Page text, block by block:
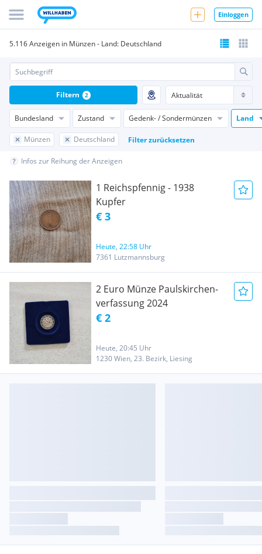
Einloggen
5.116 Anzeigen in Münzen - Land: Deutschland
Bundesland Zustand Gedenk- / Sondermünzen Land
Münzen Deutschland Filter zurücksetzen
Filtern 2
Infos zur Reihung der Anzeigen
1 Reichspfennig - 1938
Kupfer
€ 3
Heute, 22:58 Uhr
7361 Lutzmannsburg
2 Euro Münze Paulskirchen-
verfassung 2024
€ 2
Heute, 20:45 Uhr
1230 Wien, 23. Bezirk, Liesing